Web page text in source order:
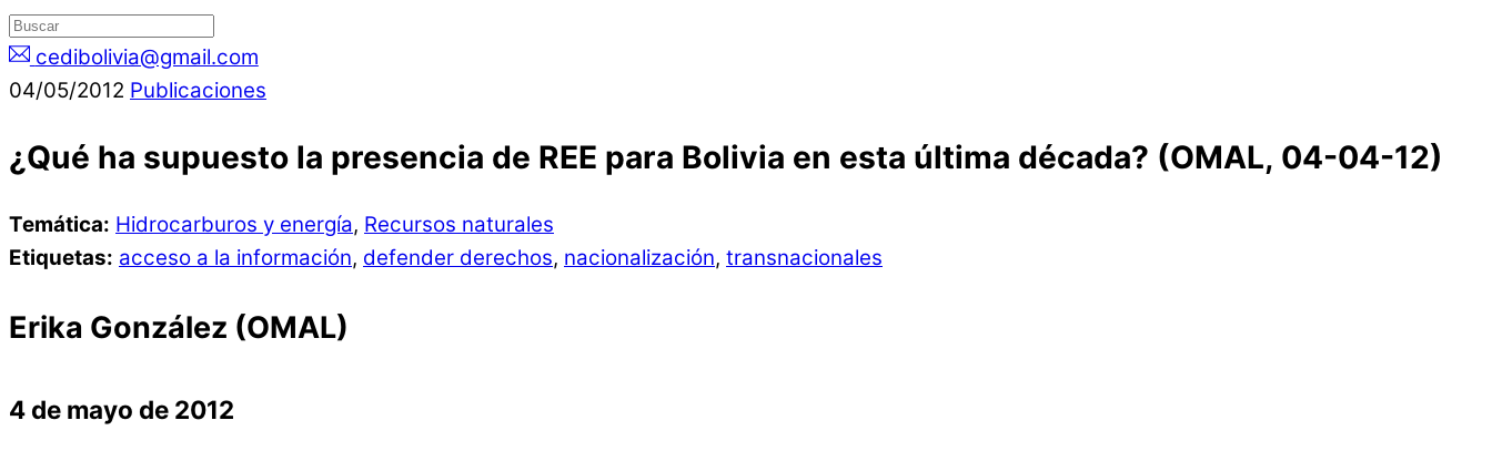
cedibolivia@gmail.com
04/05/2012 Publicaciones
¿Qué ha supuesto la presencia de REE para Bolivia en esta última década? (OMAL, 04-04-12)
Temática: Hidrocarburos y energía, Recursos naturales
Etiquetas: acceso a la información, defender derechos, nacionalización, transnacionales
Erika González (OMAL)
4 de mayo de 2012